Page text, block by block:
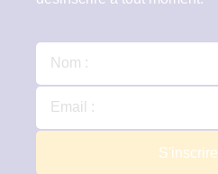
S'inscrire